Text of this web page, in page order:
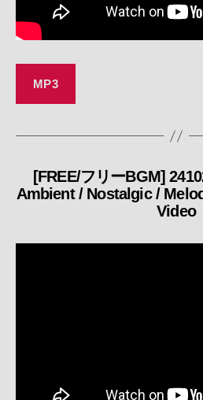
MP3
カ
テ
ゴ
ー
[FREE/フリーBGM]
Ambient / Nostalgic /
Video